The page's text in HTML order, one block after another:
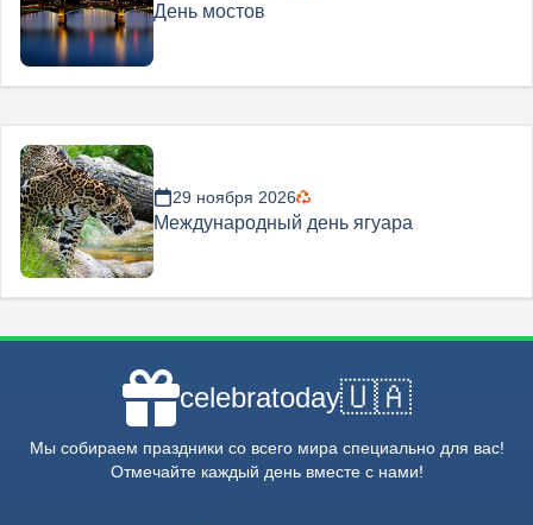
День мостов
29 ноября 2026
Международный день ягуара
celebratoday🇺🇦
Мы собираем праздники со всего мира специально для вас!
Отмечайте каждый день вместе с нами!